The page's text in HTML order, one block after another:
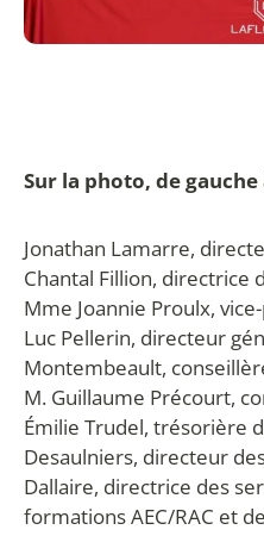
Sur la photo, de
Jonathan Lamarre,
Chantal Fillion, directrice
Mme Joannie Proulx,
Luc Pellerin, directeur
Montembeault,
M. Guillaume Précourt,
Émilie Trudel, trésorière
Desaulniers, directeur
Dallaire, directrice des
formations AEC/RAC et